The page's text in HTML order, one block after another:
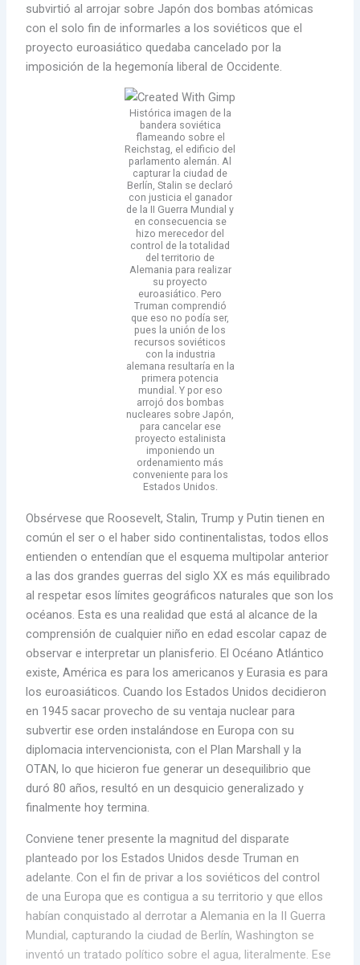
subvirtió al arrojar sobre Japón dos bombas atómicas
con el solo fin de informarles a los soviéticos que el
proyecto euroasiático quedaba cancelado por la
imposición de la hegemonía liberal de Occidente.
Histórica imagen de la
bandera soviética
flameando sobre el
Reichstag, el edificio del
parlamento alemán. Al
capturar la ciudad de
Berlín, Stalin se declaró
con justicia el ganador
de la II Guerra Mundial y
en consecuencia se
hizo merecedor del
control de la totalidad
del territorio de
Alemania para realizar
su proyecto
euroasiático. Pero
Truman comprendió
que eso no podía ser,
pues la unión de los
recursos soviéticos
con la industria
alemana resultaría en la
primera potencia
mundial. Y por eso
arrojó dos bombas
nucleares sobre Japón,
para cancelar ese
proyecto estalinista
imponiendo un
ordenamiento más
conveniente para los
Estados Unidos.
Obsérvese que Roosevelt, Stalin, Trump y Putin tienen en
común el ser o el haber sido continentalistas, todos ellos
entienden o entendían que el esquema multipolar anterior
a las dos grandes guerras del siglo XX es más equilibrado
al respetar esos límites geográficos naturales que son los
océanos. Esta es una realidad que está al alcance de la
comprensión de cualquier niño en edad escolar capaz de
observar e interpretar un planisferio. El Océano Atlántico
existe, América es para los americanos y Eurasia es para
los euroasiáticos. Cuando los Estados Unidos decidieron
en 1945 sacar provecho de su ventaja nuclear para
subvertir ese orden instalándose en Europa con su
diplomacia intervencionista, con el Plan Marshall y la
OTAN, lo que hicieron fue generar un desequilibrio que
duró 80 años, resultó en un desquicio generalizado y
finalmente hoy termina.
Conviene tener presente la magnitud del disparate
planteado por los Estados Unidos desde Truman en
adelante. Con el fin de privar a los soviéticos del control
de una Europa que es contigua a su territorio y que ellos
habían conquistado al derrotar a Alemania en la II Guerra
Mundial, capturando la ciudad de Berlín, Washington se
inventó un tratado político sobre el agua, literalmente. Ese